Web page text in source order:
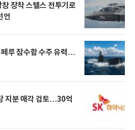
장착 스텔스 전투기로
언
페루 잠수함 수주 유력…
지분 매각 검토…30억